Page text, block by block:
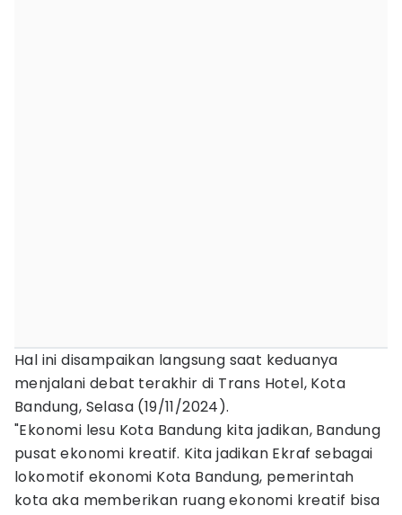
Hal ini disampaikan langsung saat keduanya
menjalani debat terakhir di Trans Hotel, Kota
Bandung, Selasa (19/11/2024).
"Ekonomi lesu Kota Bandung kita jadikan, Bandung
pusat ekonomi kreatif. Kita jadikan Ekraf sebagai
lokomotif ekonomi Kota Bandung, pemerintah
kota aka memberikan ruang ekonomi kreatif bisa